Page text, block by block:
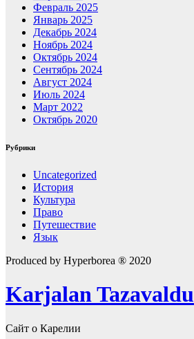
Февраль 2025
Январь 2025
Декабрь 2024
Ноябрь 2024
Октябрь 2024
Сентябрь 2024
Август 2024
Июль 2024
Март 2022
Октябрь 2020
Рубрики
Uncategorized
История
Культура
Право
Путешествие
Язык
Produced by Hyperborea ® 2020
Karjalan Tazavaldu
Сайт о Карелии